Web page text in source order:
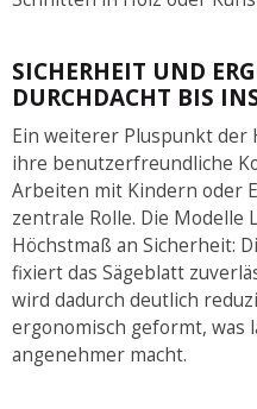
SICHERHEIT UND
DURCHDACHT BIS
Ein weiterer Pluspunkt der
ihre benutzerfreundliche
Arbeiten mit Kindern oder
zentrale Rolle. Die Modelle
Höchstmaß an Sicherheit:
fixiert das Sägeblatt
wird dadurch deutlich
ergonomisch geformt, was
angenehmer macht.